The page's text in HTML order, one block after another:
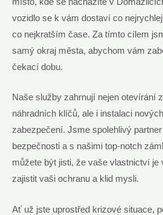
vozidlo se k vám dostaví co
co nejkratším čase. Za tímto cílem
samý okraj města, abychom vám
čekací dobu.
Naše služby zahrnují nejen otevírání
náhradních klíčů, ale i instalaci
zabezpečení. Jsme spolehlivý
bezpečnosti a s našimi top-notch
můžete být jisti, že vaše vlastnictví je
zajistit vaši ochranu a klid mysli.
Ať už jste uprostřed krizové situace,